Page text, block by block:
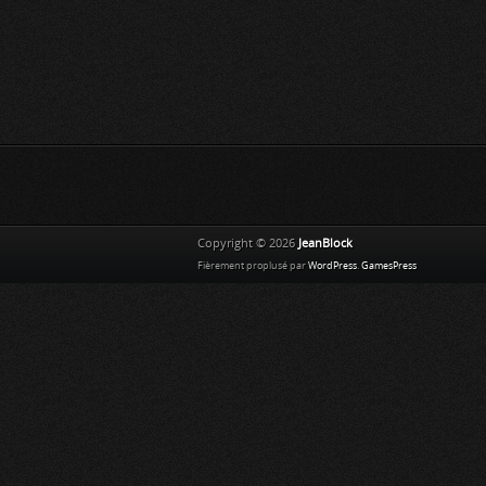
Copyright © 2026 JeanBlock
Fièrement proplusé par WordPress. GamesPress